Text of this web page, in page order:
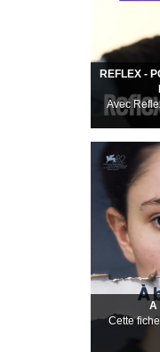
REFLEX -
Avec
A
Cette